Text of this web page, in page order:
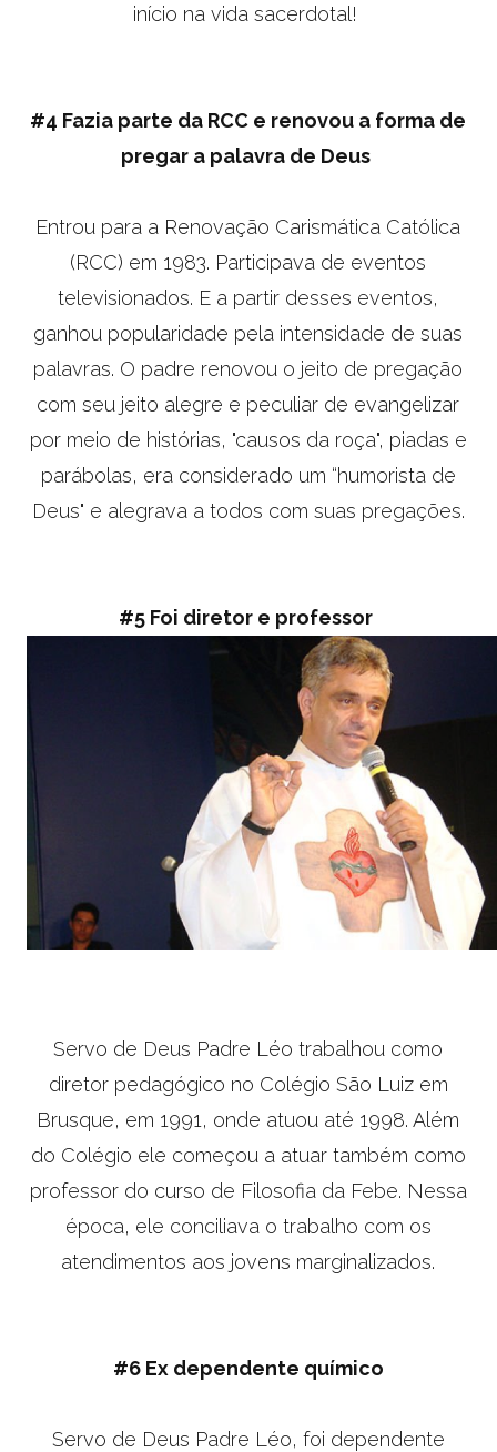
início na vida sacerdotal!
#4 Fazia parte da RCC e renovou a forma de
pregar a palavra de Deus
Entrou para a Renovação Carismática Católica
(RCC) em 1983. Participava de eventos
televisionados. E a partir desses eventos,
ganhou popularidade pela intensidade de suas
palavras. O padre renovou o jeito de pregação
com seu jeito alegre e peculiar de evangelizar
por meio de histórias, "causos da roça", piadas e
parábolas, era considerado um “humorista de
Deus" e alegrava a todos com suas pregações.
#5 Foi diretor e professor
Servo de Deus Padre Léo trabalhou como
diretor pedagógico no Colégio São Luiz em
Brusque, em 1991, onde atuou até 1998. Além
do Colégio ele começou a atuar também como
professor do curso de Filosofia da Febe. Nessa
época, ele conciliava o trabalho com os
atendimentos aos jovens marginalizados.
#6 Ex dependente químico
Servo de Deus Padre Léo, foi dependente